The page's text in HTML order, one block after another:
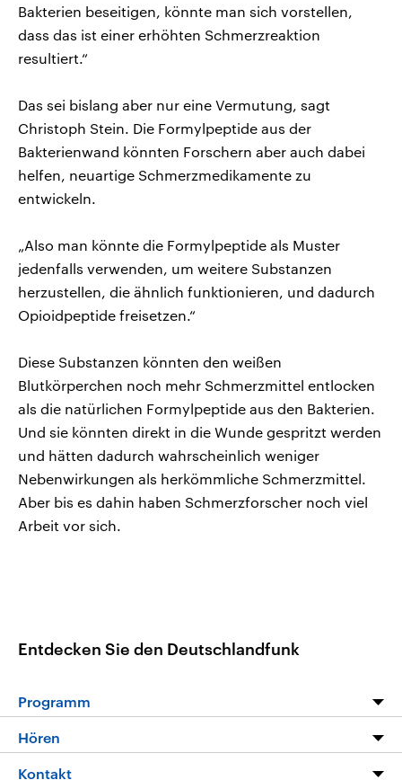
Bakterien beseitigen, könnte man sich vorstellen,
dass das ist einer erhöhten Schmerzreaktion
resultiert.“
Das sei bislang aber nur eine Vermutung, sagt
Christoph Stein. Die Formylpeptide aus der
Bakterienwand könnten Forschern aber auch dabei
helfen, neuartige Schmerzmedikamente zu
entwickeln.
„Also man könnte die Formylpeptide als Muster
jedenfalls verwenden, um weitere Substanzen
herzustellen, die ähnlich funktionieren, und dadurch
Opioidpeptide freisetzen.“
Diese Substanzen könnten den weißen
Blutkörperchen noch mehr Schmerzmittel entlocken
als die natürlichen Formylpeptide aus den Bakterien.
Und sie könnten direkt in die Wunde gespritzt werden
und hätten dadurch wahrscheinlich weniger
Nebenwirkungen als herkömmliche Schmerzmittel.
Aber bis es dahin haben Schmerzforscher noch viel
Arbeit vor sich.
Entdecken Sie den Deutschlandfunk
Programm
Hören
Livestream
Kontakt